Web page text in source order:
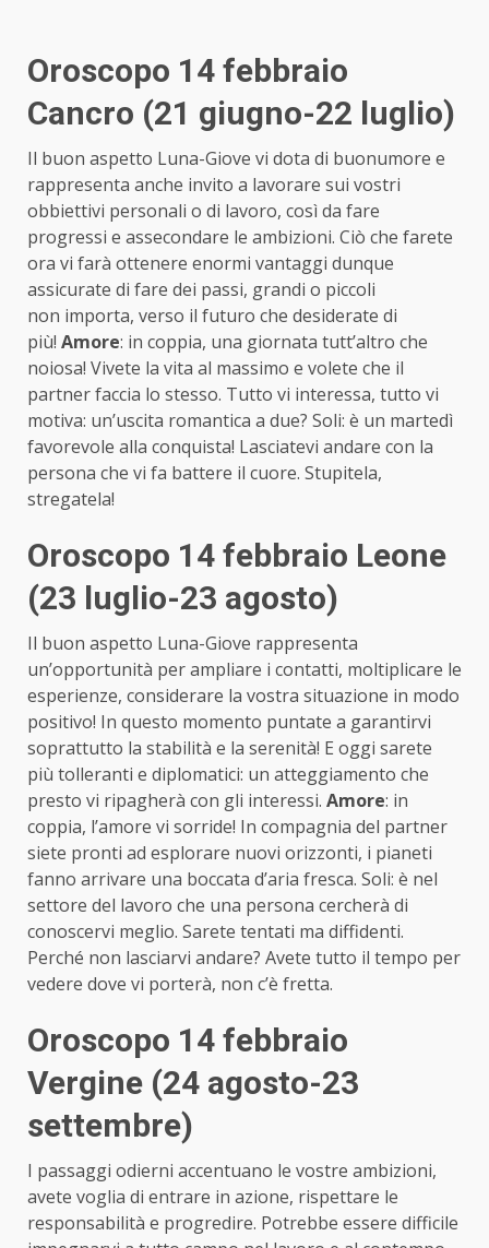
Oroscopo 14 febbraio
Cancro (21 giugno-22 luglio)
Il buon aspetto Luna-Giove vi dota di buonumore e
rappresenta anche invito a lavorare sui vostri
obbiettivi personali o di lavoro, così da fare
progressi e assecondare le ambizioni. Ciò che farete
ora vi farà ottenere enormi vantaggi dunque
assicurate di fare dei passi, grandi o piccoli
non importa, verso il futuro che desiderate di
più! Amore: in coppia, una giornata tutt’altro che
noiosa! Vivete la vita al massimo e volete che il
partner faccia lo stesso. Tutto vi interessa, tutto vi
motiva: un’uscita romantica a due? Soli: è un martedì
favorevole alla conquista! Lasciatevi andare con la
persona che vi fa battere il cuore. Stupitela,
stregatela!
Oroscopo 14 febbraio Leone
(23 luglio-23 agosto)
Il buon aspetto Luna-Giove rappresenta
un’opportunità per ampliare i contatti, moltiplicare le
esperienze, considerare la vostra situazione in modo
positivo! In questo momento puntate a garantirvi
soprattutto la stabilità e la serenità! E oggi sarete
più tolleranti e diplomatici: un atteggiamento che
presto vi ripagherà con gli interessi. Amore: in
coppia, l’amore vi sorride! In compagnia del partner
siete pronti ad esplorare nuovi orizzonti, i pianeti
fanno arrivare una boccata d’aria fresca. Soli: è nel
settore del lavoro che una persona cercherà di
conoscervi meglio. Sarete tentati ma diffidenti.
Perché non lasciarvi andare? Avete tutto il tempo per
vedere dove vi porterà, non c’è fretta.
Oroscopo 14 febbraio
Vergine (24 agosto-23
settembre)
I passaggi odierni accentuano le vostre ambizioni,
avete voglia di entrare in azione, rispettare le
responsabilità e progredire. Potrebbe essere difficile